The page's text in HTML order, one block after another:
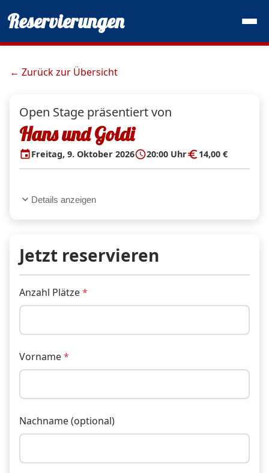
Reservierungen
← Zurück zur Übersicht
Open Stage präsentiert von
Hans und Goldi
eventFreitag, 9. Oktober 2026schedule20:00 Uhreuro14,00 €
expand_more Details anzeigen
Jetzt reservieren
Anzahl Plätze
Vorname
Nachname (optional)